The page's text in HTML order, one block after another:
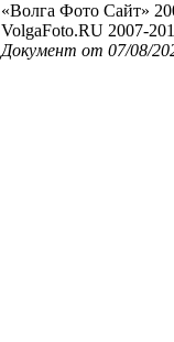
«Волга Фото Сайт»
VolgaFoto.RU 2007-
Документ от 07/08/